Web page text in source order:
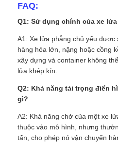
FAQ:
Q1: Sử dụng chính của xe
A1: Xe lửa phẳng chủ yếu được
hàng hóa lớn, nặng hoặc cồng
xây dựng và container không
lửa khép kín.
Q2: Khả năng tải trọng điển
gì?
A2: Khả năng chở của một xe
thuộc vào mô hình, nhưng
tấn, cho phép nó vận chuyển